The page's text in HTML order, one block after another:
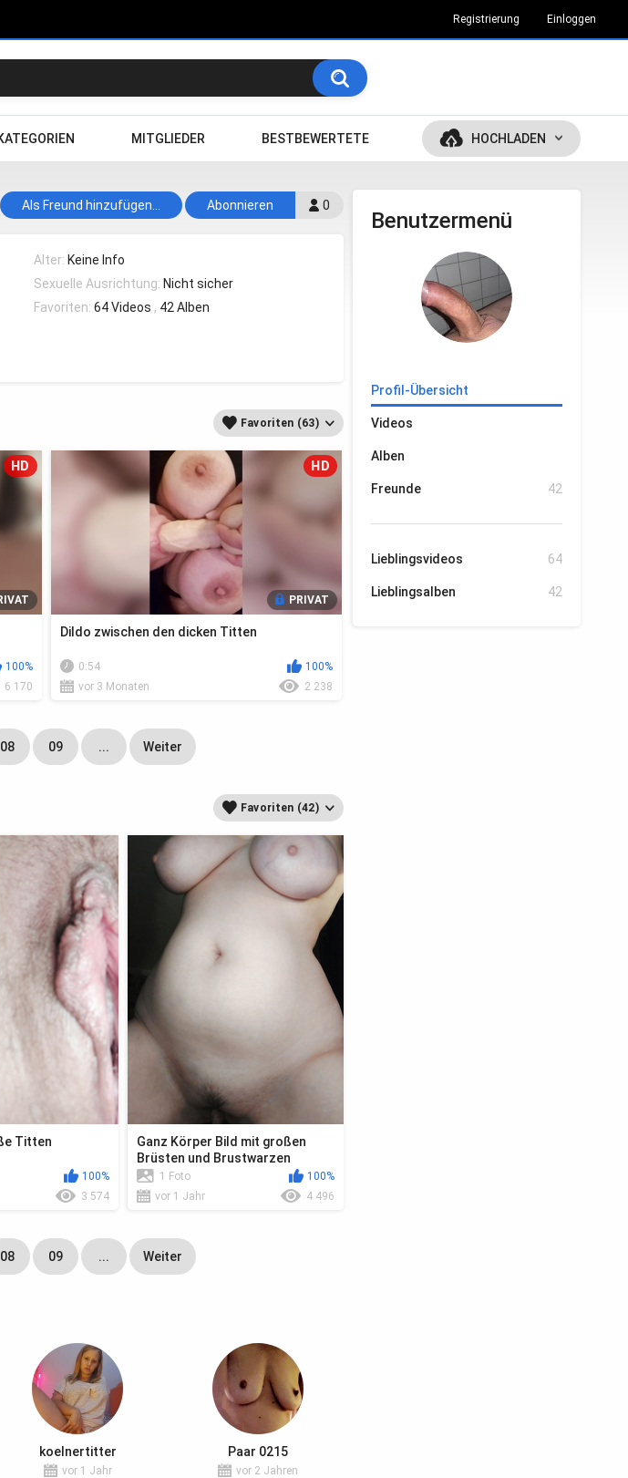
Registrierung Einloggen
MITGLIEDER BESTBEWERTETE HOCHLADEN
Benutzermenü
Profil-Übersicht
Videos
Alben
Freunde 42
Lieblingsvideos 64
Lieblingsalben 42
0
Abonnieren
Als Freund hinzufügen...
Alter: Keine Info
Sexuelle Ausrichtung: Nicht sicher
Favoriten:64 Videos , 42 Alben
Favoriten (63)
HD
100%
6 170
PRIVAT
HD
Dildo zwischen den dicken Titten
0:54
100%
vor 3 Monaten
2 238
08 09 ... Weiter
Favoriten (42)
Titten
100%
3 574
Ganz Körper Bild mit großen
Brüsten und Brustwarzen
1 Foto
100%
vor 1 Jahr
4 496
08 09 ... Weiter
koelnertitter
vor 1 Jahr
Paar 0215
vor 2 Jahren